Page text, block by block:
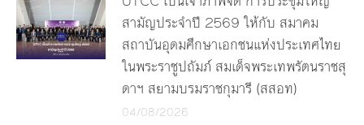
สามัญประจำปี 2569 ให้กับ สมาคม
สถาบันอุดมศึกษาเอกชนแห่งประเทศไทย
ในพระราชูปถัมภ์ สมเด็จพระเทพรัตนราชสุ
ดาฯ สยามบรมราชกุมารี (สสอท)
04/08/2026